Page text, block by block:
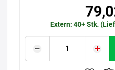
Extern: 40+ Stk.